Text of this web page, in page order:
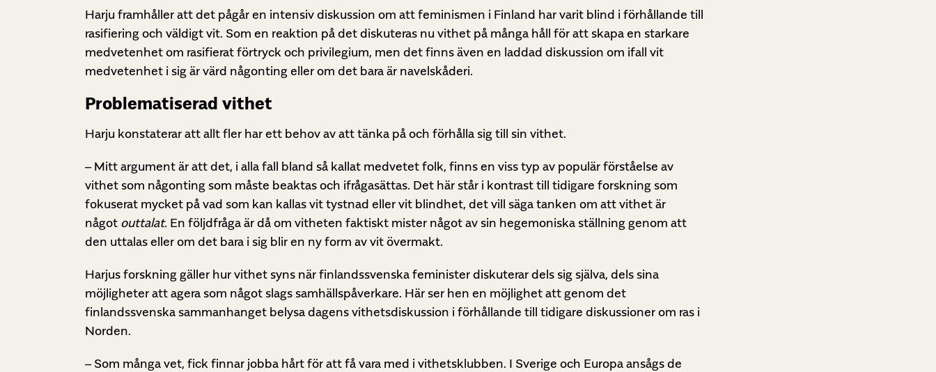
Harju framhåller att det pågår en intensiv diskussion om att feminismen i Finland har varit blind i förhållande till
rasifiering och väldigt vit. Som en reaktion på det diskuteras nu vithet på många håll för att skapa en starkare
medvetenhet om rasifierat förtryck och privilegium, men det finns även en laddad diskussion om ifall vit
medvetenhet i sig är värd någonting eller om det bara är navelskåderi.
Problematiserad vithet
Harju konstaterar att allt fler har ett behov av att tänka på och förhålla sig till sin vithet.
– Mitt argument är att det, i alla fall bland så kallat medvetet folk, finns en viss typ av populär förståelse av
vithet som någonting som måste beaktas och ifrågasättas. Det här står i kontrast till tidigare forskning som
fokuserat mycket på vad som kan kallas vit tystnad eller vit blindhet, det vill säga tanken om att vithet är
något outtalat. En följdfråga är då om vitheten faktiskt mister något av sin hegemoniska ställning genom att
den uttalas eller om det bara i sig blir en ny form av vit övermakt.
Harjus forskning gäller hur vithet syns när finlandssvenska feminister diskuterar dels sig själva, dels sina
möjligheter att agera som något slags samhällspåverkare. Här ser hen en möjlighet att genom det
finlandssvenska sammanhanget belysa dagens vithetsdiskussion i förhållande till tidigare diskussioner om ras i
Norden.
– Som många vet, fick finnar jobba hårt för att få vara med i vithetsklubben. I Sverige och Europa ansågs de